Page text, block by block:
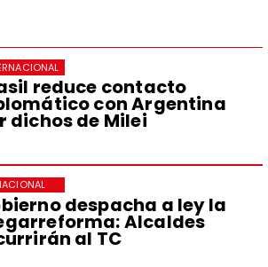
reduce contacto
con Argentina
dichos de Milei
despacha a ley la
Alcaldes
al TC